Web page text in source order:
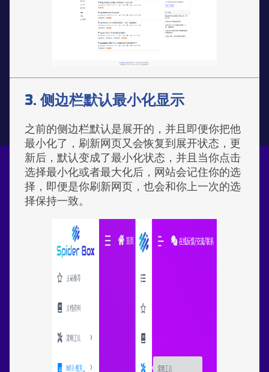
3. 侧边栏默认最小化显示
之前的侧边栏默认是展开的，并且即便你把他
最小化了，刷新网页又会恢复到展开状态，更
新后，默认变成了最小化状态，并且当你点击
选择最小化或者最大化后，网站会记住你的选
择，即便是你刷新网页，也会和你上一次的选
择保持一致。